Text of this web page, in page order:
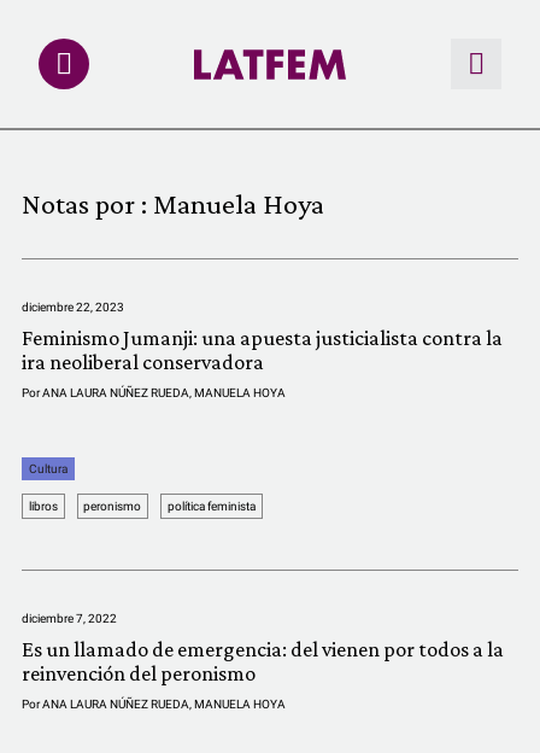
INVESTIGACIONES
REDACCIÓN ABIERTA
PRODUCTOS
QUIÉNES SOMOS
Notas por : Manuela Hoya
diciembre 22, 2023
Feminismo Jumanji: una apuesta justicialista contra la
ira neoliberal conservadora
PorANA LAURA NÚÑEZ RUEDA MANUELA HOYA
Cultura
libros peronismo política feminista
diciembre 7, 2022
Es un llamado de emergencia: del vienen por todos a la
reinvención del peronismo
PorANA LAURA NÚÑEZ RUEDA MANUELA HOYA